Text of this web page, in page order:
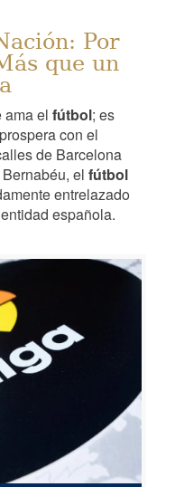
Por
que un
ama elfútbol; es
con el
de Barcelona
Bernabéu, elfútbol
entrelazado
española.